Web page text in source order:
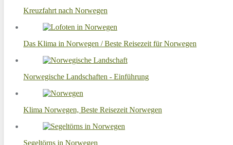
Kreuzfahrt nach Norwegen
Das Klima in Norwegen / Beste Reisezeit für Norwegen
Norwegische Landschaften - Einführung
Klima Norwegen, Beste Reisezeit Norwegen
Segeltörns in Norwegen